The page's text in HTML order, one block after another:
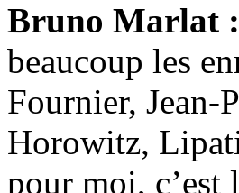
Bruno Marlat :
beaucoup les
Fournier, Jean-
Horowitz,
pour moi, c’est